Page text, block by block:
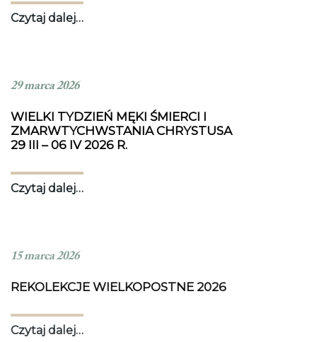
Czytaj dalej…
29 marca 2026
WIELKI TYDZIEŃ MĘKI ŚMIERCI I
ZMARWTYCHWSTANIA CHRYSTUSA
29 III – 06 IV 2026 R.
Czytaj dalej…
15 marca 2026
REKOLEKCJE WIELKOPOSTNE 2026
Czytaj dalej…